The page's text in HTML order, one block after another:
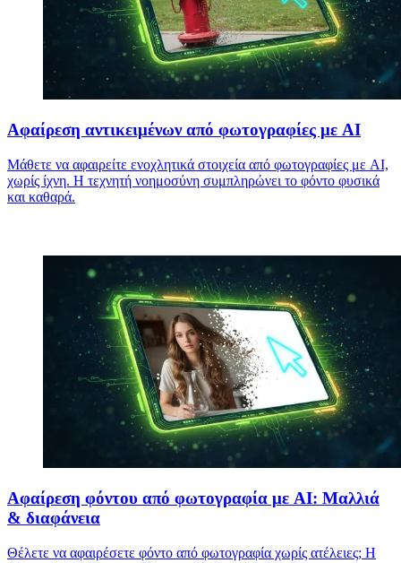
Αφαίρεση αντικειμένων από φωτογραφίες με AI
Μάθετε να αφαιρείτε ενοχλητικά στοιχεία από φωτογραφίες με AI,
χωρίς ίχνη. Η τεχνητή νοημοσύνη συμπληρώνει το φόντο φυσικά
και καθαρά.
Αφαίρεση φόντου από φωτογραφία με AI: Μαλλιά
& διαφάνεια
Θέλετε να αφαιρέσετε φόντο από φωτογραφία χωρίς ατέλειες; Η